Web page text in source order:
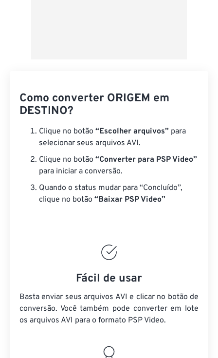
Como converter ORIGEM em
DESTINO?
Clique no botão “Escolher arquivos” para
selecionar seus arquivos AVI.
Clique no botão “Converter para PSP Video”
para iniciar a conversão.
Quando o status mudar para “Concluído”,
clique no botão “Baixar PSP Video”
Fácil de usar
Basta enviar seus arquivos AVI e clicar no botão de
conversão. Você também pode converter em lote
os arquivos AVI para o formato PSP Video.